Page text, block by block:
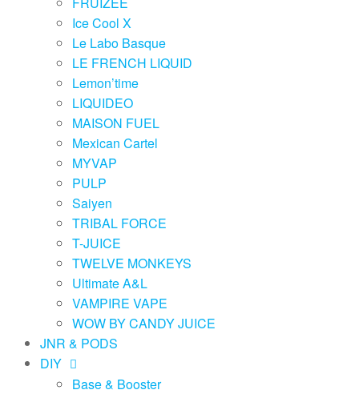
Ice Cool X
Le Labo Basque
LE FRENCH LIQUID
Lemon’time
LIQUIDEO
MAISON FUEL
Mexican Cartel
MYVAP
PULP
Saiyen
TRIBAL FORCE
T-JUICE
TWELVE MONKEYS
Ultimate A&L
VAMPIRE VAPE
WOW BY CANDY JUICE
JNR & PODS
DIY
Base & Booster